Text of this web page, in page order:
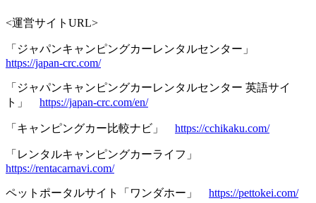
<運営サイトURL>
「ジャパンキャンピングカーレンタルセンター」
https://japan-crc.com/
「ジャパンキャンピングカーレンタルセンター 英語サイ
ト」 https://japan-crc.com/en/
「キャンピングカー比較ナビ」 https://cchikaku.com/
「レンタルキャンピングカーライフ」
https://rentacarnavi.com/
ペットポータルサイト「ワンダホー」 https://pettokei.com/